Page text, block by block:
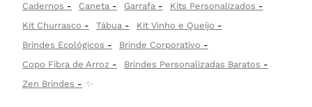
Cadernos
Caneta Garrafa
Kits Personalizados
Kit Churrasco
Tábua
Kit Vinho e Queijo
Brindes Ecológicos
Brinde Corporativo
Copo Fibra de Arroz
Brindes Personalizadas Baratos
Zen Brindes
✨